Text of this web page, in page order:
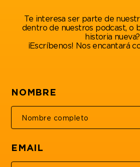
Te interesa ser parte de
dentro de nuestros podcast, o
historia nueva?
¡Escríbenos! Nos encantará
NOMBRE
EMAIL